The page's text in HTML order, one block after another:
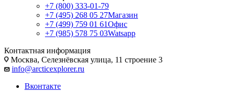
+7 (800) 333-01-79
+7 (495) 268 05 27Магазин
+7 (499) 759 01 61Офис
+7 (985) 578 75 03Watsapp
Контактная информация
Москва, Селезнёвская улица, 11 строение 3
info@arcticexplorer.ru
Вконтакте